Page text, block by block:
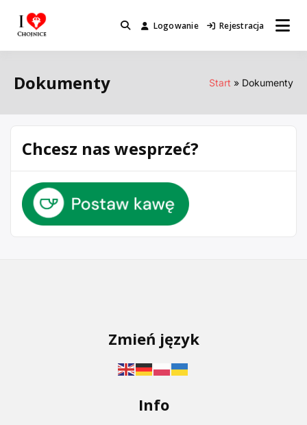
Miejsca które warto odwiedzić.
Logowanie Rejestracja
Dokumenty Start Dokumenty
Chcesz nas wesprzeć?
Zmień język
Info